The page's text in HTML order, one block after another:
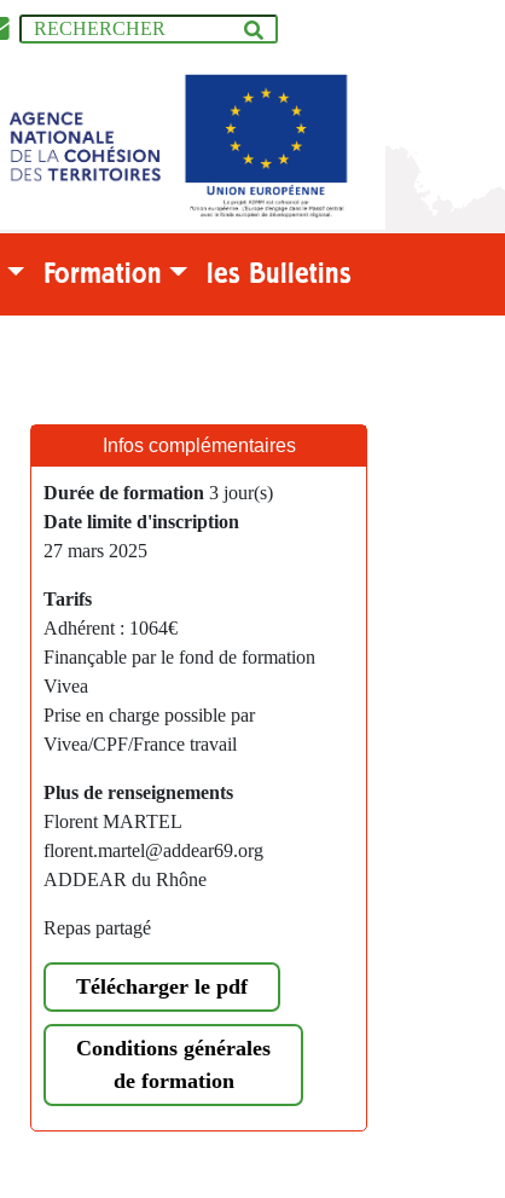
Formation les Bulletins
Infos complémentaires
Durée de formation 3 jour(s)
Date limite d'inscription
27 mars 2025
Tarifs
Adhérent : 1064€
Finançable par le fond de formation
Vivea
Prise en charge possible par
Vivea/CPF/France travail
Plus de renseignements
Florent MARTEL
florent.martel@addear69.org
ADDEAR du Rhône
Repas partagé
Télécharger le pdf
Conditions générales
de formation